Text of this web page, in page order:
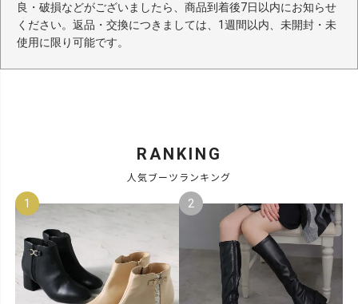
良・破損などがございましたら、商品到着後7日以内にお知らせ
ください。返品・交換につきましては、1週間以内、未開封・未
使用に限り可能です。
RANKING
人気ブーツランキング